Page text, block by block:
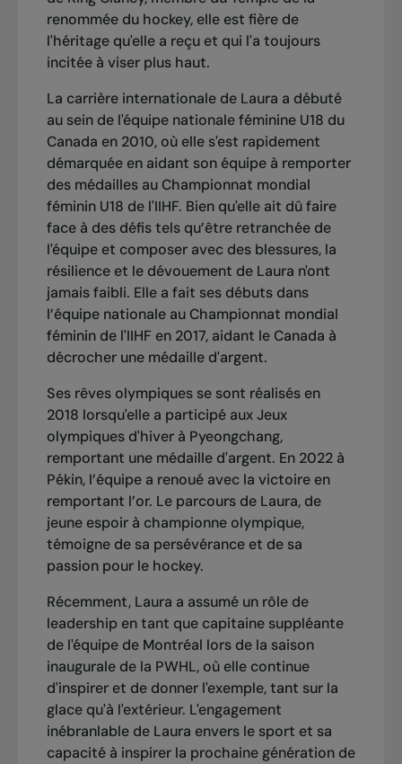
renommée du hockey, elle est fière de
l'héritage qu'elle a reçu et qui l'a toujours
incitée à viser plus haut.
La carrière internationale de Laura a débuté
au sein de l'équipe nationale féminine U18 du
Canada en 2010, où elle s'est rapidement
démarquée en aidant son équipe à remporter
des médailles au Championnat mondial
féminin U18 de l'IIHF. Bien qu'elle ait dû faire
face à des défis tels qu’être retranchée de
l'équipe et composer avec des blessures, la
résilience et le dévouement de Laura n'ont
jamais faibli. Elle a fait ses débuts dans
l’équipe nationale au Championnat mondial
féminin de l'IIHF en 2017, aidant le Canada à
décrocher une médaille d'argent.
Ses rêves olympiques se sont réalisés en
2018 lorsqu'elle a participé auxJeux
olympiques d'hiver à Pyeongchang,
remportant une médaille d'argent. En 2022 à
Pékin, l’équipe a renoué avec la victoire en
remportant l’or. Le parcours de Laura, de
jeune espoir à championne olympique,
témoigne de sa persévérance et de sa
passion pour le hockey.
Récemment, Laura a assumé un rôle de
leadership en tant que capitaine suppléante
de l'équipe de Montréal lors de la saison
inaugurale de la PWHL, où elle continue
d'inspirer et de donner l'exemple, tant sur la
glace qu'à l'extérieur. L'engagement
inébranlable de Laura envers le sport et sa
capacité à inspirer la prochaine génération de